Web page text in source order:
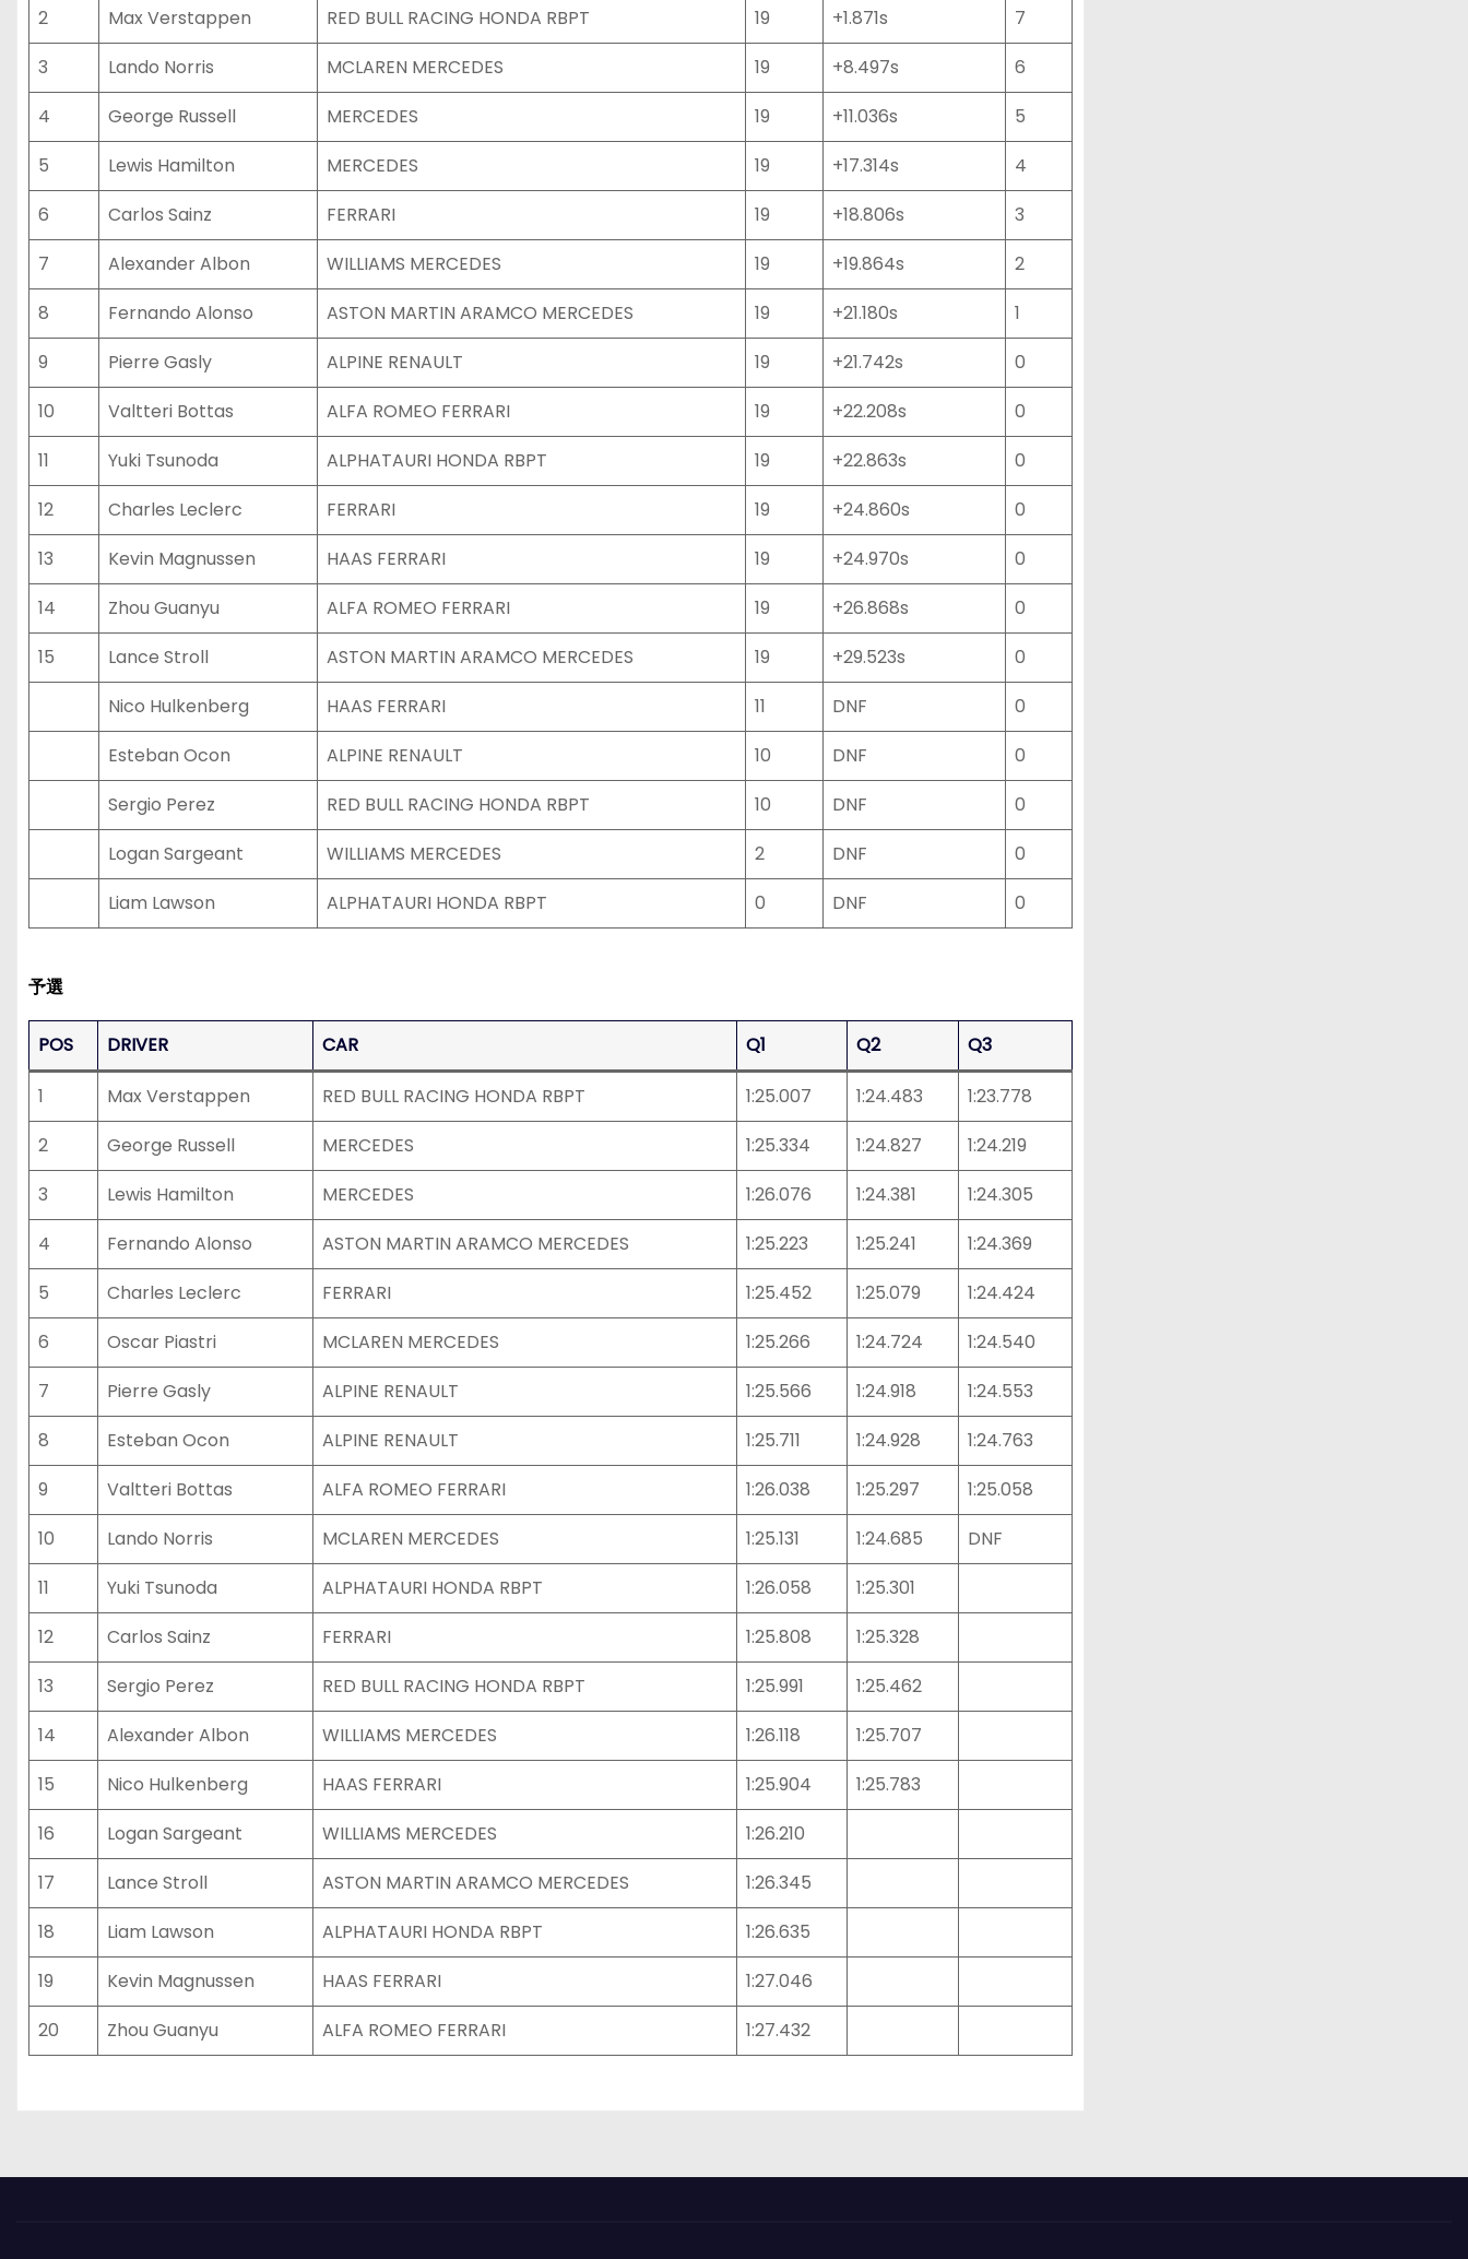
2
Max Verstappen RED BULL RACING HONDA RBPT 19 +1.871s
7
3
Lando Norris MCLAREN MERCEDES 19 +8.497s
6
4
George Russell MERCEDES 19 +11.036s
5
5
Lewis Hamilton MERCEDES 19 +17.314s
4
6
Carlos Sainz FERRARI 19 +18.806s
3
7
Alexander Albon WILLIAMS MERCEDES 19 +19.864s
2
8
Fernando Alonso ASTON MARTIN ARAMCO MERCEDES 19 +21.180s
1
9
Pierre Gasly ALPINE RENAULT 19 +21.742s
0
10
Valtteri Bottas ALFA ROMEO FERRARI 19 +22.208s
0
11
Yuki Tsunoda ALPHATAURI HONDA RBPT 19 +22.863s
0
12
Charles Leclerc FERRARI 19 +24.860s
0
13
Kevin Magnussen HAAS FERRARI 19 +24.970s
0
14
Zhou Guanyu ALFA ROMEO FERRARI 19 +26.868s
0
15
Lance Stroll ASTON MARTIN ARAMCO MERCEDES 19 +29.523s
0
Nico Hulkenberg
HAAS FERRARI 11 DNF
0
Esteban Ocon
ALPINE RENAULT 10 DNF
0
Sergio Perez
RED BULL RACING HONDA RBPT 10 DNF
0
Logan Sargeant
WILLIAMS MERCEDES 2 DNF
0
Liam Lawson
ALPHATAURI HONDA RBPT 0 DNF 0
予選
POS DRIVER CAR Q1 Q2 Q3
1 Max Verstappen RED BULL RACING HONDA RBPT 1:25.007 1:24.483
1:23.778
2
George Russell MERCEDES 1:25.334 1:24.827
1:24.219
3
Lewis Hamilton MERCEDES 1:26.076 1:24.381
1:24.305
4
Fernando Alonso ASTON MARTIN ARAMCO MERCEDES 1:25.223 1:25.241
1:24.369
5
Charles Leclerc FERRARI 1:25.452 1:25.079
1:24.424
6
Oscar Piastri MCLAREN MERCEDES 1:25.266 1:24.724
1:24.540
7
Pierre Gasly ALPINE RENAULT 1:25.566 1:24.918
1:24.553
8
Esteban Ocon ALPINE RENAULT 1:25.711 1:24.928
1:24.763
9
Valtteri Bottas ALFA ROMEO FERRARI 1:26.038 1:25.297
1:25.058
10
Lando Norris MCLAREN MERCEDES 1:25.131 1:24.685
DNF
11
Yuki Tsunoda ALPHATAURI HONDA RBPT 1:26.058
1:25.301
12
Carlos Sainz FERRARI 1:25.808
1:25.328
13
Sergio Perez RED BULL RACING HONDA RBPT 1:25.991
1:25.462
14
Alexander Albon WILLIAMS MERCEDES 1:26.118
1:25.707
15
Nico Hulkenberg HAAS FERRARI 1:25.904
1:25.783
16
Logan Sargeant WILLIAMS MERCEDES
1:26.210
17
Lance Stroll ASTON MARTIN ARAMCO MERCEDES
1:26.345
18
Liam Lawson ALPHATAURI HONDA RBPT
1:26.635
19
Kevin Magnussen HAAS FERRARI
1:27.046
20
Zhou Guanyu ALFA ROMEO FERRARI 1:27.432